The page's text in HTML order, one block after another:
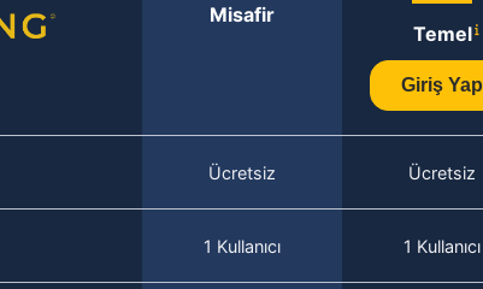
Misafir
Temel
Giriş Yap
Ücretsiz Ücretsiz
1 Kullanıcı 1 Kullanıcı